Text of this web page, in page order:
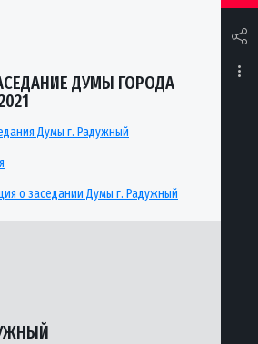
ДУМЫ ГОРОДА
Думы г. Радужный
о заседании Думы г. Радужный